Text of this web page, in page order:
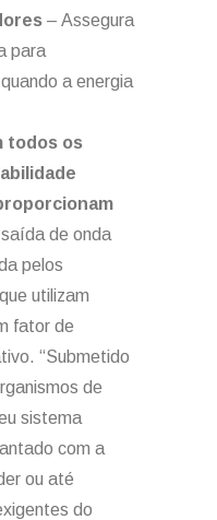
– Assegura
para
a energia
todos os
de onda
pelos
utilizam
fator de
“Submetido
de
sistema
com a
ou até
do